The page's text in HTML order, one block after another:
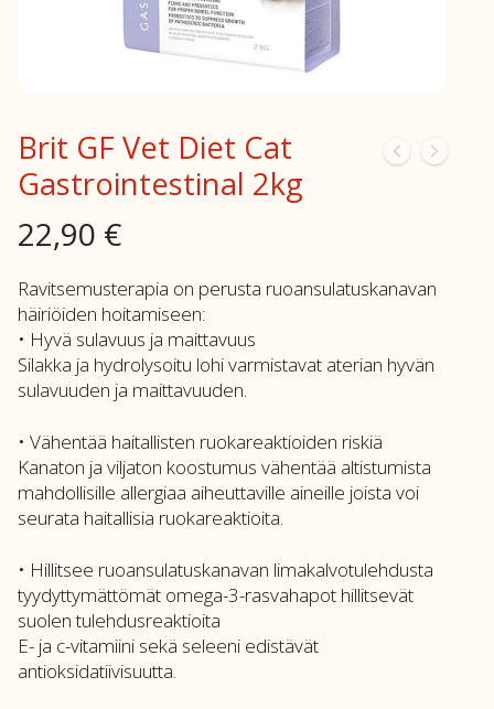
Brit GF Vet Diet Cat
Gastrointestinal 2kg
22,90 €
Ravitsemusterapia on perusta ruoansulatuskanavan
häiriöiden hoitamiseen:
• Hyvä sulavuus ja maittavuus
Silakka ja hydrolysoitu lohi varmistavat aterian hyvän
sulavuuden ja maittavuuden.
• Vähentää haitallisten ruokareaktioiden riskiä
Kanaton ja viljaton koostumus vähentää altistumista
mahdollisille allergiaa aiheuttaville aineille joista voi
seurata haitallisia ruokareaktioita.
• Hillitsee ruoansulatuskanavan limakalvotulehdusta
tyydyttymättömät omega-3-rasvahapot hillitsevät
suolen tulehdusreaktioita
E- ja c-vitamiini sekä seleeni edistävät
antioksidatiivisuutta.